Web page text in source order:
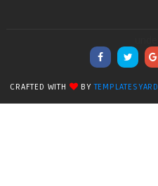
CRAFTED WITH BYTEMPLATESYARD